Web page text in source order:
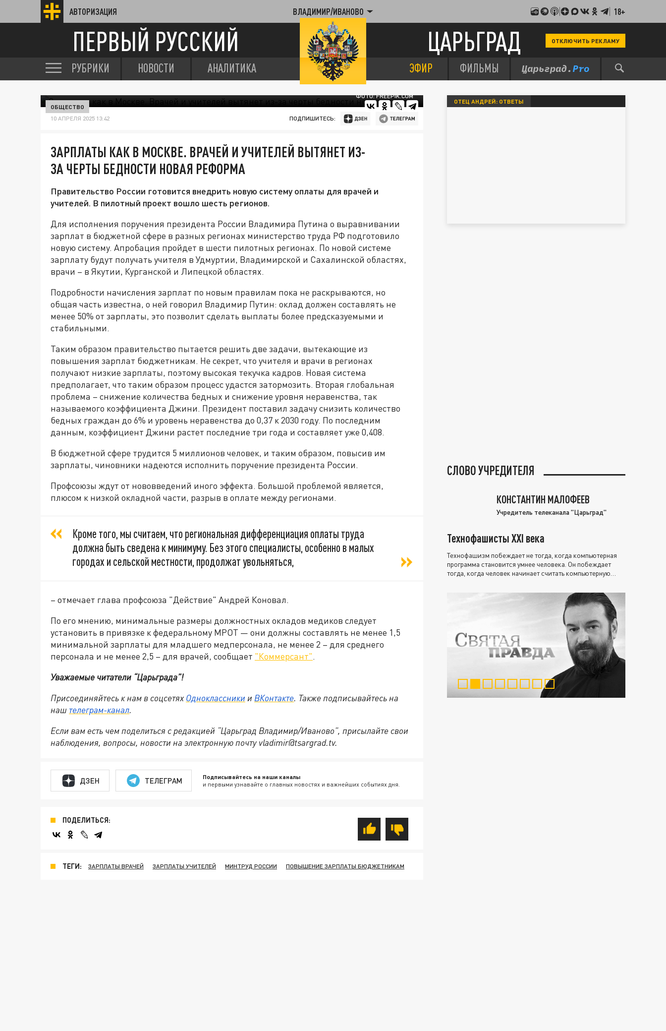
АВТОРИЗАЦИЯ ВЛАДИМИР/ИВАНОВО 18+
ПЕРВЫЙ РУССКИЙ ЦАРЬГРАД ОТКЛЮЧИТЬ РЕКЛАМУ
РУБРИКИ НОВОСТИ АНАЛИТИКА ЭФИР ФИЛЬМЫ
ФОТО: FREEPIK.COM
ОБЩЕСТВО
10 АПРЕЛЯ 2025 13:42 ПОДПИШИТЕСЬ:
ЗАРПЛАТЫ КАК В МОСКВЕ. ВРАЧЕЙ И УЧИТЕЛЕЙ ВЫТЯНЕТ ИЗ-
ЗА ЧЕРТЫ БЕДНОСТИ НОВАЯ РЕФОРМА
Правительство России готовится внедрить новую систему оплаты для врачей и
учителей. В пилотный проект вошло шесть регионов.
Для исполнения поручения президента России Владимира Путина о выравнивании
зарплат в бюджетной сфере в разных регионах министерство труда РФ подготовило
новую систему. Апробация пройдет в шести пилотных регионах. По новой системе
зарплату будут получать учителя в Удмуртии, Владимирской и Сахалинской областях,
врачи – в Якутии, Курганской и Липецкой областях.
Подробности начисления зарплат по новым правилам пока не раскрываются, но
общая часть известна, о ней говорил Владимир Путин: оклад должен составлять не
менее 50% от зарплаты, это позволит сделать выплаты более предсказуемыми и
стабильными.
Таким образом правительство пытается решить две задачи, вытекающие из
повышения зарплат бюджетникам. Не секрет, что учителя и врачи в регионах
получают низкие зарплаты, поэтому высокая текучка кадров. Новая система
предполагает, что таким образом процесс удастся затормозить. Вторая глобальная
проблема – снижение количества бедных и снижение уровня неравенства, так
называемого коэффициента Джини. Президент поставил задачу снизить количество
бедных граждан до 6% и уровень неравенства до 0,37 к 2030 году. По последним
данным, коэффициент Джини растет последние три года и составляет уже 0,408.
В бюджетной сфере трудится 5 миллионов человек, и таким образом, повысив им
зарплаты, чиновники надеются исполнить поручение президента России.
Профсоюзы ждут от нововведений иного эффекта. Большой проблемой является,
плюсом к низкой окладной части, разрыв в оплате между регионами.
Кроме того, мы считаем, что региональная дифференциация оплаты труда
должна быть сведена к минимуму. Без этого специалисты, особенно в малых
городах и сельской местности, продолжат увольняться,
– отмечает глава профсоюза "Действие" Андрей Коновал.
По его мнению, минимальные размеры должностных окладов медиков следует
установить в привязке к федеральному МРОТ — они должны составлять не менее 1,5
минимальной зарплаты для младшего медперсонала, не менее 2 – для среднего
персонала и не менее 2,5 – для врачей, сообщает "Коммерсант".
Уважаемые читатели “Царьграда”!
Присоединяйтесь к нам в соцсетях Одноклассники и ВКонтакте. Также подписывайтесь на
наш телеграм-канал.
Если вам есть чем поделиться с редакцией “Царьград Владимир/Иваново”, присылайте свои
наблюдения, вопросы, новости на электронную почту vladimir@tsargrad.tv.
ДЗЕН ТЕЛЕГРАМ Подписывайтесь на наши каналы
и первыми узнавайте о главных новостях и важнейших событиях дня.
ПОДЕЛИТЬСЯ:
ТЕГИ: ЗАРПЛАТЫ ВРАЧЕЙ ЗАРПЛАТЫ УЧИТЕЛЕЙ МИНТРУД РОССИИ ПОВЫШЕНИЕ ЗАРПЛАТЫ БЮДЖЕТНИКАМ
ОТЕЦ АНДРЕЙ: ОТВЕТЫ
СЛОВО УЧРЕДИТЕЛЯ
КОНСТАНТИН МАЛОФЕЕВ
Учредитель телеканала "Царьград"
Технофашисты XXI века
Технофашизм побеждает не тогда, когда компьютерная
программа становится умнее человека. Он побеждает
тогда, когда человек начинает считать компьютерную